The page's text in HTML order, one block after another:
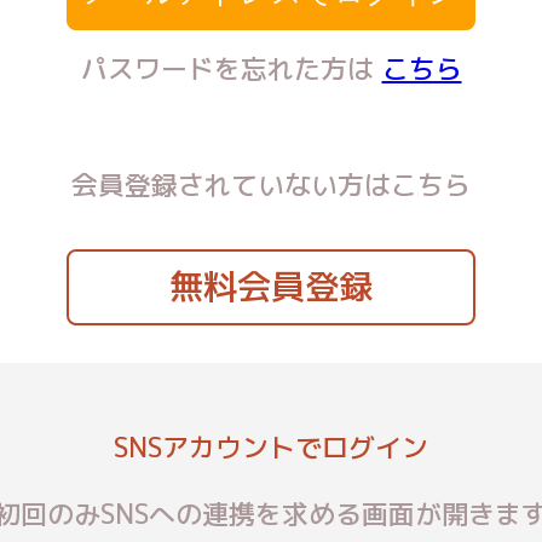
パスワードを忘れた方は こちら
会員登録されていない方はこちら
無料会員登録
SNSアカウントでログイン
回のみSNSへの連携を求める画面が開きま